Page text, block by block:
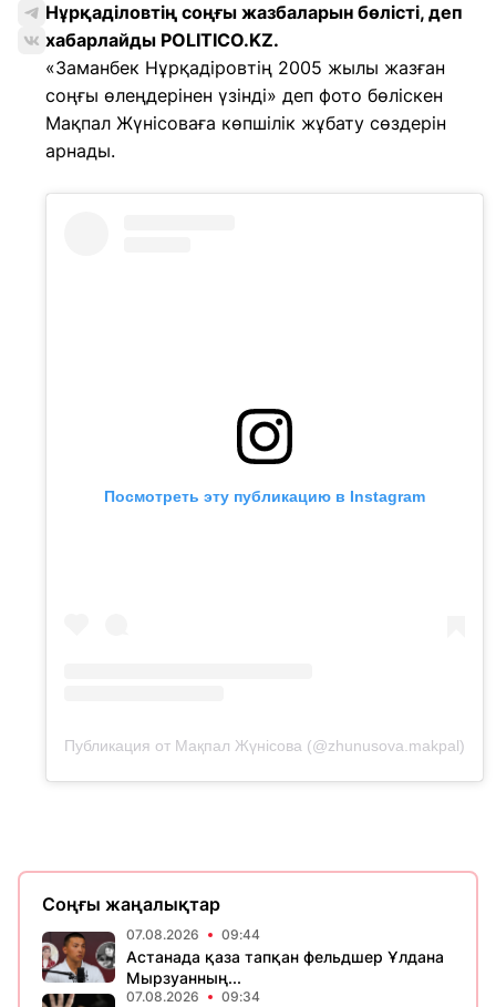
Нұрқаділовтің соңғы жазбаларын бөлісті, деп
хабарлайды POLITICO.KZ.
«Заманбек Нұрқадіровтің 2005 жылы жазған
соңғы өлеңдерінен үзінді» деп фото бөліскен
Мақпал Жүнісоваға көпшілік жұбату сөздерін
арнады.
Посмотреть эту публикацию в Instagram
Публикация от Мақпал Жүнісова (@zhunusova.makpal)
Соңғы жаңалықтар
07.08.2026 09:44
Астанада қаза тапқан фельдшер Ұлдана
Мырзуанның...
07.08.2026 09:34